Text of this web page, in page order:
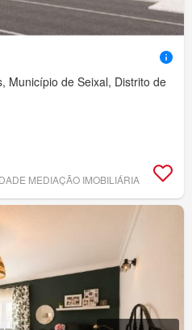
Município de Seixal, Distrito de
MEDIAÇÃO IMOBILIÁRIA